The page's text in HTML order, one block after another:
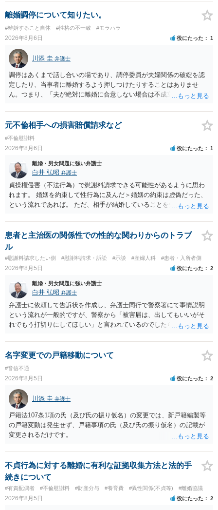
離婚調停について知りたい。
#離婚すること自体 #性格の不一致 #モラハラ
2026年8月6日 役にたった 1
川添 圭 弁護士
調停はあくまで話し合いの場であり、調停委員が夫婦関係の破綻を認
定したり、当事者に離婚するよう押しつけたりすることはありませ
ん。つまり、「夫が絶対に離婚に合意しない場合は不成立になり」、
きません。 調停段階での離婚成立を希望するなら、夫が離婚に前向き
になるような条件提示をする等、模索するほかありません（極端な話
をいえば、夫から「この条件なら離婚してもよい」として提示された
条件を全部丸呑みする、という方法しかないかもしれません）。た
だ、離婚訴訟をしたくないという考えを見透かされてしまうと、逆に
足下を見られてしまいますので、注意する必要があります。 夫が離婚
に抵抗する可能性が高いのであれば、むしろ淡々と調停不成立にして
離婚訴訟で離婚原因を主張し、判決へ持っていく方が近道であること
も少なくありません。見通し等を含め、弁護士へ相談・依頼した方が
よいと思います。
元不倫相手への損害賠償請求など
#不倫慰謝料
2026年8月6日 役にたった 1
離婚・男女問題に強い弁護士
白井 弘昭 弁護士
貞操権侵害（不法行為）で慰謝料請求できる可能性があるように思わ
れます。 婚姻を約束して性行為に及んだ＞婚姻の約束は虚偽だった、
という流れであれば。 ただ、相手が結婚していることを知って行為に
性も認められそうですので、あまり慰謝料は高額にならないように思
われます。 一度、最寄りの弁護士に相談してみてください。
患者と主治医の関係性での性的な関わりからのトラブ
ル
#慰謝料請求したい側 #慰謝料請求・訴訟 #示談 #産婦人科 #患者・入所者側
2026年8月5日 役にたった 2
離婚・男女問題に強い弁護士
白井 弘昭 弁護士
弁護士に依頼して告訴状を作成し、弁護士同行で警察署にて事情説明
という流れが一般的ですが、警察から「被害届は、出してもいいがそ
れでもう打切りにしてほしい」と言われているのでしたら、あまり結
検察庁に訴えるのもありかもしれないですが、実際に捜査をするの
は、結局所轄だと思われますので、やはり結論は変わらないかもしれ
ないです。 一度、最寄りの「刑事に強い」とうたっている弁護士に相
談してみてはいかがでしょうか。 以上、ご参考まで。
名字変更での戸籍移動について
#音信不通
2026年8月5日 役にたった 2
川添 圭 弁護士
戸籍法107条1項の氏（及び氏の振り仮名）の変更では、新戸籍編製等
の戸籍変動は発生せず、戸籍事項の氏（及び氏の振り仮名）の記載が
変更されるだけです。
不貞行為に対する離婚に有利な証拠収集方法と法的手
続きについて
#有責配偶者 #不倫慰謝料 #財産分与 #養育費 #異性関係(不貞等) #離婚協議
2026年8月5日 役にたった 2